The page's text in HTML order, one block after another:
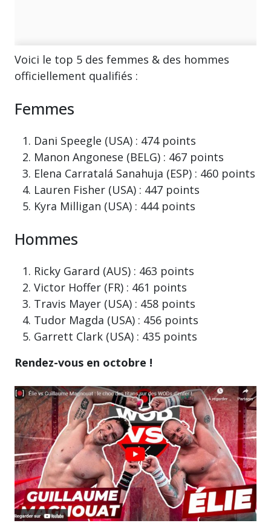
Voici le top 5 des femmes & des hommes
officiellement qualifiés :
Femmes
Dani Speegle (USA) : 474 points
Manon Angonese (BELG) : 467 points
Elena Carratalá Sanahuja (ESP) : 460 points
Lauren Fisher (USA) : 447 points
Kyra Milligan (USA) : 444 points
Hommes
Ricky Garard (AUS) : 463 points
Victor Hoffer (FR) : 461 points
Travis Mayer (USA) : 458 points
Tudor Magda (USA) : 456 points
Garrett Clark (USA) : 435 points
Rendez-vous en octobre !